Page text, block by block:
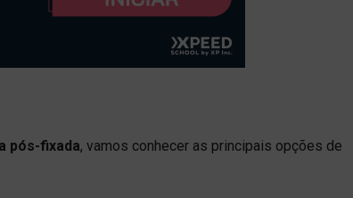
pós-fixada, vamos conhecer as principais opções de